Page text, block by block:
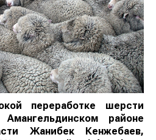
переработке шерсти
районе
Жанибек Кенжебаев,